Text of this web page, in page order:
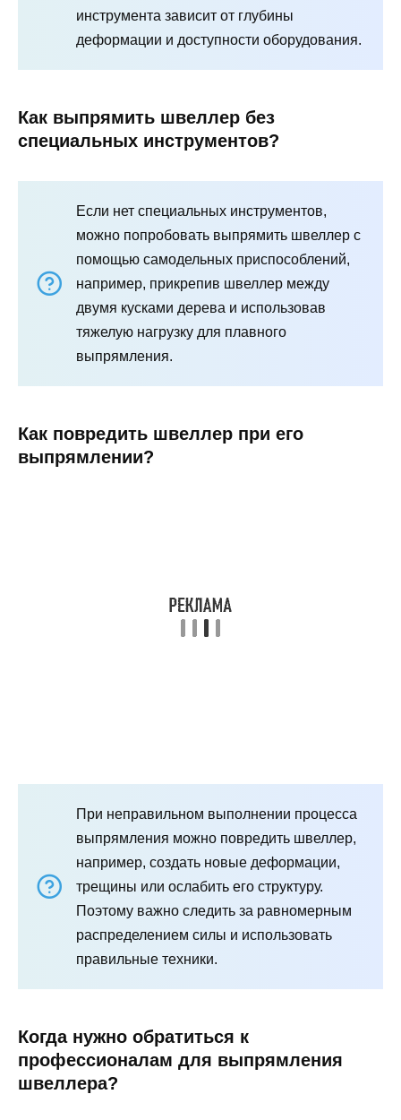
инструмента зависит от глубины
деформации и доступности оборудования.
Как выпрямить швеллер без
специальных инструментов?
Если нет специальных инструментов,
можно попробовать выпрямить швеллер с
помощью самодельных приспособлений,
например, прикрепив швеллер между
двумя кусками дерева и использовав
тяжелую нагрузку для плавного
выпрямления.
Как повредить швеллер при его
выпрямлении?
При неправильном выполнении процесса
выпрямления можно повредить швеллер,
например, создать новые деформации,
трещины или ослабить его структуру.
Поэтому важно следить за равномерным
распределением силы и использовать
правильные техники.
Когда нужно обратиться к
профессионалам для выпрямления
швеллера?